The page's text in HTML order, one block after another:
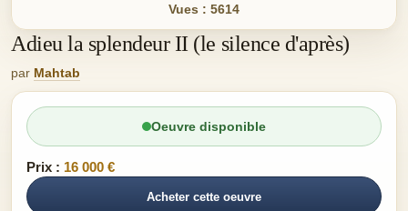
Vues : 5614
Adieu la splendeur II (le silence d'après)
par Mahtab
Oeuvre disponible
Prix : 16 000 €
Acheter cette oeuvre